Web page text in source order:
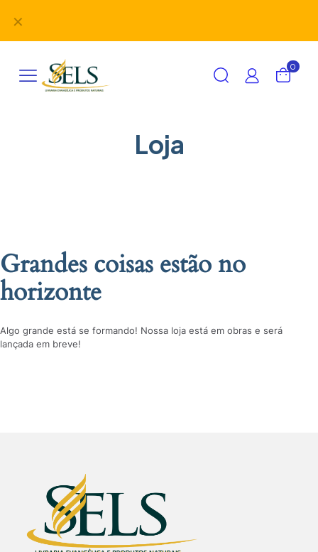
✕
0
Loja
Grandes coisas estão no
horizonte
Algo grande está se formando! Nossa loja está em obras e será
lançada em breve!